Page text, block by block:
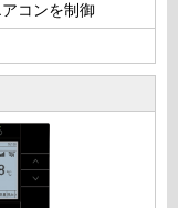
コンを制御